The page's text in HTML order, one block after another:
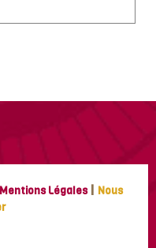
Mentions Légales | Nous